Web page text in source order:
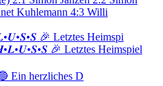
🎉 Letztes Heimspi
Ein herzliches D